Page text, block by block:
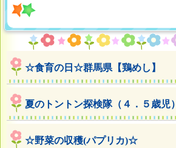
☆食育の日☆群馬県【鶏めし】
夏のトントン探検隊（４．５歳児）
☆野菜の収穫(パプリカ)☆